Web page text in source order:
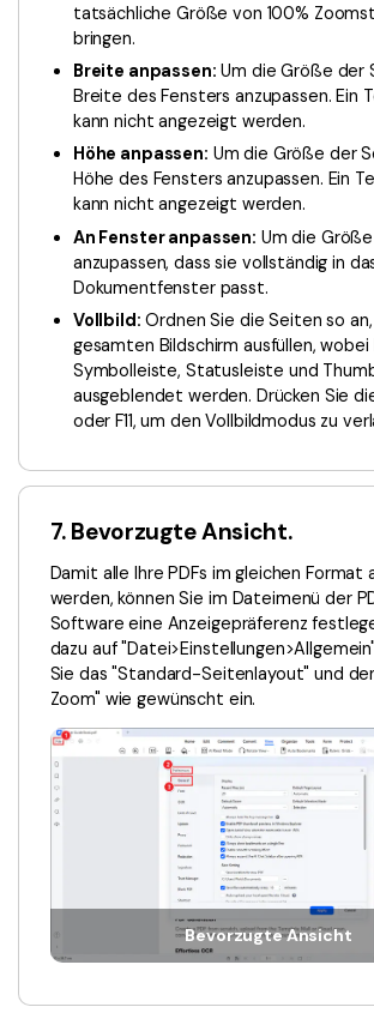
tatsächliche Größe von 100%
bringen.
Breite anpassen: Um die Größe der
Breite des Fensters anzupassen. Ein
kann nicht angezeigt werden.
Höhe anpassen: Um die Größe der
Höhe des Fensters anzupassen. Ein
kann nicht angezeigt werden.
An Fenster anpassen: Um die
anzupassen, dass sie vollständig in
Dokumentfenster passt.
Vollbild: Ordnen Sie die Seiten so
gesamten Bildschirm ausfüllen,
Symbolleiste, Statusleiste und
ausgeblendet werden. Drücken Sie
oder F11, um den Vollbildmodus zu
7. Bevorzugte Ansicht.
Damit alle Ihre PDFs im gleichen Format
werden, können Sie im Dateimenü der
Software eine Anzeigepräferenz
dazu auf
Sie das "Standard-Seitenlayout" und
Zoom" wie gewünscht ein.
Bevorzugte Ansicht